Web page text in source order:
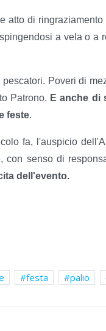
atto di
a vela o a
Poveri di
Patrono. E anche di
feste.
fa, l'auspicio
con senso di
dell'evento.
festa palio